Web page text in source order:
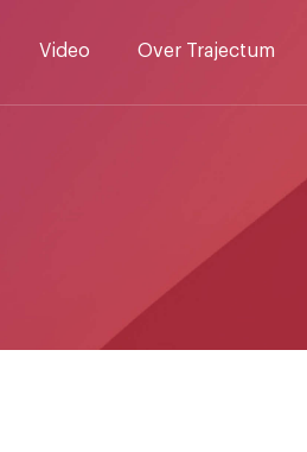
Video Over Trajectum